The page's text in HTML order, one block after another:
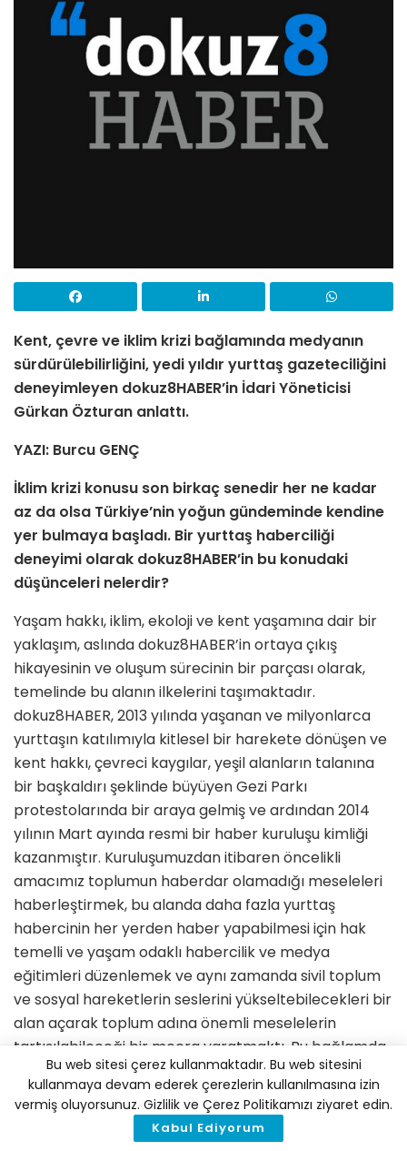
Kent, çevre ve iklim krizi bağlamında medyanın
sürdürülebilirliğini, yedi yıldır yurttaş gazeteciliğini
deneyimleyen dokuz8HABER’in İdari Yöneticisi
Gürkan Özturan anlattı.
YAZI: Burcu GENÇ
İklim krizi konusu son birkaç senedir her ne kadar
az da olsa Türkiye’nin yoğun gündeminde kendine
yer bulmaya başladı. Bir yurttaş haberciliği
deneyimi olarak dokuz8HABER’in bu konudaki
düşünceleri nelerdir?
Yaşam hakkı, iklim, ekoloji ve kent yaşamına dair bir
yaklaşım, aslında dokuz8HABER’in ortaya çıkış
hikayesinin ve oluşum sürecinin bir parçası olarak,
temelinde bu alanın ilkelerini taşımaktadır.
dokuz8HABER, 2013 yılında yaşanan ve milyonlarca
yurttaşın katılımıyla kitlesel bir harekete dönüşen ve
kent hakkı, çevreci kaygılar, yeşil alanların talanına
bir başkaldırı şeklinde büyüyen Gezi Parkı
protestolarında bir araya gelmiş ve ardından 2014
yılının Mart ayında resmi bir haber kuruluşu kimliği
kazanmıştır. Kuruluşumuzdan itibaren öncelikli
amacımız toplumun haberdar olamadığı meseleleri
haberleştirmek, bu alanda daha fazla yurttaş
habercinin her yerden haber yapabilmesi için hak
temelli ve yaşam odaklı habercilik ve medya
eğitimleri düzenlemek ve aynı zamanda sivil toplum
ve sosyal hareketlerin seslerini yükseltebilecekleri bir
alan açarak toplum adına önemli meselelerin
tartışılabileceği bir mecra yaratmaktı. Bu bağlamda
öncelikli olarak temel eğitim programları ve yayın
akışı derledik ve 2017’den bu yana Ekoloji ve Kent
Hakkı Odaklı Habercilik ve Medya Eğitim
Programları düzenliyoruz. Aynı zamanda bu alanda
Bu web sitesi çerez kullanmaktadır. Bu web sitesini
kullanmaya devam ederek çerezlerin kullanılmasına izin
vermiş oluyorsunuz. Gizlilik ve Çerez Politikamızı ziyaret edin.
Kabul Ediyorum